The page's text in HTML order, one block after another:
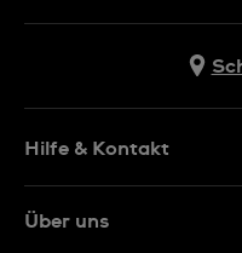
Hilfe & Kontakt
Über uns